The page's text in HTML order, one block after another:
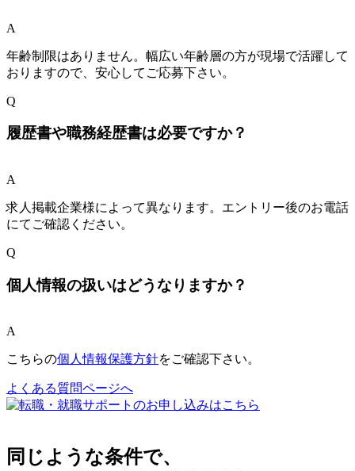
A
年齢制限はありません。幅広い年齢層の方が現場で活躍して
おりますので、安心してご応募下さい。
Q
履歴書や職務経歴書は必要ですか？
A
求人掲載企業様によって異なります。エントリー後のお電話
にてご確認ください。
Q
個人情報の扱いはどうなりますか？
A
こちらの個人情報保護方針をご確認下さい。
よくある質問ページへ
同じような条件で、